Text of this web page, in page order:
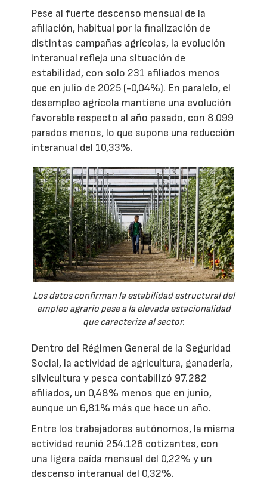
Pese al fuerte descenso mensual de la
afiliación, habitual por la finalización de
distintas campañas agrícolas, la evolución
interanual refleja una situación de
estabilidad, con solo 231 afiliados menos
que en julio de 2025 (-0,04%). En paralelo, el
desempleo agrícola mantiene una evolución
favorable respecto al año pasado, con 8.099
parados menos, lo que supone una reducción
interanual del 10,33%.
Los datos confirman la estabilidad estructural del
empleo agrario pese a la elevada estacionalidad
que caracteriza al sector.
Dentro del Régimen General de la Seguridad
Social, la actividad de agricultura, ganadería,
silvicultura y pesca contabilizó 97.282
afiliados, un 0,48% menos que en junio,
aunque un 6,81% más que hace un año.
Entre los trabajadores autónomos, la misma
actividad reunió 254.126 cotizantes, con
una ligera caída mensual del 0,22% y un
descenso interanual del 0,32%.